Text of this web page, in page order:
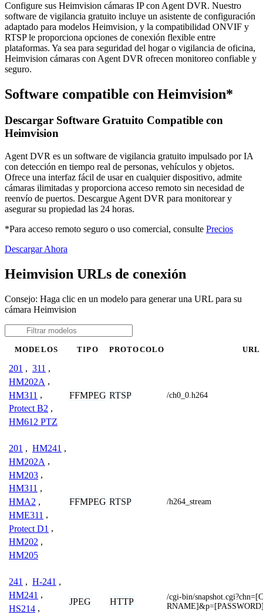
Configure sus Heimvision cámaras IP con Agent DVR. Nuestro
software de vigilancia gratuito incluye un asistente de configuración
adaptado para modelos Heimvision, y la compatibilidad ONVIF y
RTSP le proporciona opciones de conexión flexible entre
plataformas. Ya sea para seguridad del hogar o vigilancia de oficina,
Heimvision cámaras con Agent DVR ofrecen monitoreo confiable y
seguro.
Software compatible con Heimvision*
Descargar Software Gratuito Compatible con
Heimvision
Agent DVR es un software de vigilancia gratuito impulsado por IA
con detección en tiempo real de personas, vehículos y objetos.
Ofrece una interfaz fácil de usar en cualquier dispositivo, admite
cámaras ilimitadas y proporciona acceso remoto sin necesidad de
reenvío de puertos. Descargue Agent DVR para monitorear y
asegurar su propiedad las 24 horas.
*Para acceso remoto seguro o uso comercial, consulte Precios
Descargar Ahora
Heimvision URLs de conexión
Consejo: Haga clic en un modelo para generar una URL para su
cámara Heimvision
MODELOS TIPO PROTOCOLO URL
201 , 311 ,
HM202A ,
HM311 ,
Protect B2 ,
HM612 PTZ
FFMPEG RTSP /ch0_0.h264
201 , HM241 ,
HM202A ,
HM203 ,
HM311 ,
HMA2 ,
HME311 ,
Protect D1 ,
HM202 ,
HM205
FFMPEG RTSP /h264_stream
241 , H-241 ,
HM241 ,
HS214 ,
JPEG HTTP
/cgi-bin/